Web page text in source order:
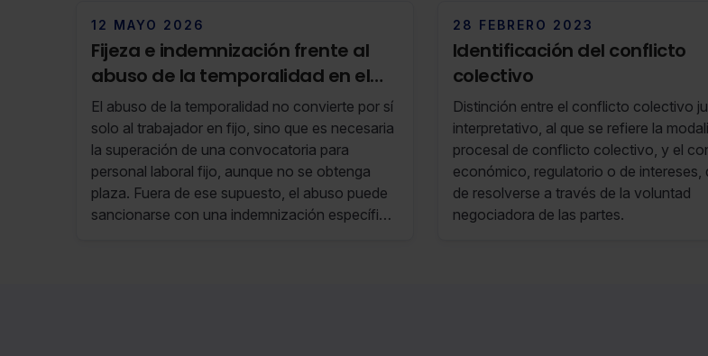
12 MAYO 2026
Fijeza e indemnización frente al
abuso de la temporalidad en el
empleo público
El abuso de la temporalidad no convierte por sí
solo al trabajador en fijo, sino que es necesaria
la superación de una convocatoria para
personal laboral fijo, aunque no se obtenga
plaza. Fuera de ese supuesto, el abuso puede
sancionarse con una indemnización específica
28 FEBRERO 2023
Identificación del conflicto
colectivo
Distinción entre el conflicto colectivo
interpretativo, al que se refiere la
procesal de conflicto colectivo, y el
económico, regulatorio o de intereses,
de resolverse a través de la voluntad
negociadora de las partes.